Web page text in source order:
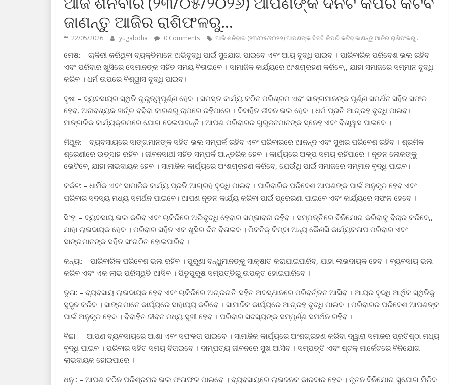
ଜାଣନ୍ତୁ ଆଜିର ରାଶିଫଳରୁ…
22/05/2026 yugabdha 0 Comments ଆଜି ଶନିବାର (୨୩/୦୫/୨୦୨୬) ଆପଣଙ୍କ ଦିନଟି କିପରି କଟିବ ଜାଣନ୍ତୁ ଆଜିର ରାଶିଫଳରୁ…
ମେଷ: – ଚାକିରୀ କରିଥିବା ବ୍ୟକ୍ତିମାନେ ଅଭିବୃଦ୍ଧି ପାଇଁ ସୁଯୋଗ ପାଇବେ ଏବଂ ଆୟ ବୃଦ୍ଧି ପାଇବ । ପାରିବାରିକ ପରିବେଶ ଭଲ ରହିବ
ଏବଂ ପରିବାର ଖୁସିରେ ସେମାନଙ୍କ ସହିତ ସମୟ ବିତାଇବେ । ସାମାଜିକ କାର୍ଯ୍ୟରେ ଅଂଶଗ୍ରହଣ କରିବେ,, ଯାହା ସମାଜରେ ସମ୍ମାନ ବୃଦ୍ଧି
କରିବ । ଧର୍ମ ଉପରେ ବିଶ୍ୱାସ ବୃଦ୍ଧି ପାଇବ।
ବୃଷ: – ବ୍ୟବସାୟର ସ୍ଥିତି ଗୁରୁତ୍ୱପୂର୍ଣ୍ଣ ହେବ । ସମସ୍ତ କାର୍ଯ୍ୟ କଠିନ ପରିଶ୍ରମ ଏବଂ ସାଙ୍ଗମାନଙ୍କ ପୂର୍ଣ୍ଣ ସମର୍ଥନ ସହିତ ସଫଳ
ହେବ, ଅନାବଶ୍ୟକ ଖର୍ଚ୍ଚ ବଢିବା କାରଣରୁ ଚାପରେ ରହିପାରେ । ବିବାହିତ ଜୀବନ ଭଲ ହେବ । ଧର୍ମ ପ୍ରତି ଆଗ୍ରହ ବୃଦ୍ଧି ପାଇବ।
ମାଙ୍ଗଳିକ କାର୍ଯ୍ୟକ୍ରମରେ ଯୋଗ ଦେଇପାରନ୍ତି। ଆପଣ ପରିବାରର ଗୁରୁଜନମାନଙ୍କ ସ୍ନେହ ଏବଂ ବିଶ୍ୱାସ ପାଇବେ ।
ମିଥୁନ: – ବ୍ୟବସାୟରେ ସାଙ୍ଗମାନଙ୍କ ସହିତ ଭଲ ସମ୍ପର୍କ ରହିବ ଏବଂ ପରିବାରରେ ଆନନ୍ଦ ଏବଂ ସୁଖର ପରିବେଶ ରହିବ । ଶ୍ରମିକ
ଶ୍ରେଣୀରେ ଉତ୍ସାହ ରହିବ । ଜୀବନସାଥୀ ସହିତ ସମ୍ପର୍କ ଆନ୍ତରିକ ହେବ । କାର୍ଯ୍ୟରେ ଅଳ୍ପ ସମୟ ରହିପାରେ । ନୂତନ ଲୋକଙ୍କୁ
ଭେଟିବେ, ଯାହା ଲାଭଦାୟକ ହେବ । ସାମାଜିକ କାର୍ଯ୍ୟରେ ଅଂଶଗ୍ରହଣ କରିବେ, ଯେଉଁଥି ପାଇଁ ସମାଜରେ ସମ୍ମାନ ବୃଦ୍ଧି ପାଇବ।
କର୍କଟ: – ଧାର୍ମିକ ଏବଂ ସାମାଜିକ କାର୍ଯ୍ୟ ପ୍ରତି ଆଗ୍ରହ ବୃଦ୍ଧି ପାଇବ । ପାରିବାରିକ ପରିବେଶ ଆପଣଙ୍କ ପାଇଁ ଅନୁକୂଳ ହେବ ଏବଂ
ପରିବାର ସଦସ୍ୟ ମଧ୍ୟ ସମର୍ଥନ ପାଇବେ। ଆପଣ ନୂତନ କାର୍ଯ୍ୟ କରିବା ପାଇଁ ପ୍ରେରଣା ପାଇବେ ଏବଂ କାର୍ଯ୍ୟରେ ସଫଳ ହେବେ ।
ସିଂହ: – ବ୍ୟବସାୟ ଭଲ କରିବ ଏବଂ ଚାକିରିରେ ଅଭିବୃଦ୍ଧି ହେବାର ସମ୍ଭାବନା ରହିବ । ସମ୍ପତ୍ତିରେ ବିନିଯୋଗ କରିବାକୁ ବିଚାର କରିବେ,,
ଯାହା ଲାଭଦାୟକ ହେବ । ପରିବାର ସହିତ ଏକ ଖୁସିର ଦିନ ବିତାଇବ । ପିକନିକ୍ କିମ୍ବା ଅନ୍ୟ କୈଣସି କାର୍ଯ୍ୟକଳାପ ପରିବାର ଏବଂ
ସାଙ୍ଗମାନଙ୍କ ସହିତ ସଂଗଠିତ ହୋଇପାରିବ ।
କନ୍ୟା: – ପାରିବାରିକ ପରିବେଶ ଭଲ ରହିବ । ପୁରୁଣା ବନ୍ଧୁମାନଙ୍କୁ ସାକ୍ଷାତ କରାଯାଇପାରିବ, ଯାହା ଲାଭଦାୟକ ହେବ । ବ୍ୟବସାୟ ଭଲ
କରିବ ଏବଂ ଏକ ଲାଭ ପରିସ୍ଥିତି ଆସିବ । ପିତୃପୁରୁଷ ସମ୍ପତ୍ତିରୁ ଉପକୃତ ହୋଇପାରିବେ ।
ତୂଳା: – ବ୍ୟବସାୟ ଲାଭଦାୟକ ହେବ ଏବଂ ଚାକିରିରେ ଅଗ୍ରଗତି ସହିତ ଅବସ୍ଥାନରେ ପରିବର୍ତ୍ତନ ଆସିବ । ଆୟର ବୃଦ୍ଧି ଆର୍ଥିକ ସ୍ଥିତିକୁ
ସୁଦୃଢ କରିବ । ସାଙ୍ଗମାନେ କାର୍ଯ୍ୟରେ ସାହାଯ୍ୟ କରିବେ । ସାମାଜିକ କାର୍ଯ୍ୟରେ ଆଗ୍ରହ ବୃଦ୍ଧି ପାଇବ । ପରିବାରର ପରିବେଶ ଆପଣଙ୍କ
ପାଇଁ ଅନୁକୂଳ ହେବ । ବିବାହିତ ଜୀବନ ମଧ୍ୟ ସୁଖୀ ହେବ । ପରିବାର ସଦସ୍ୟଙ୍କ ସମ୍ପୂର୍ଣ୍ଣ ସମର୍ଥନ ରହିବ ।
ବିଛା : – ଆପଣ ବ୍ୟବସାୟରେ ଆଶା ଏବଂ ସଫଳତା ପାଇବେ । ସାମାଜିକ କାର୍ଯ୍ୟରେ ଅଂଶଗ୍ରହଣ କରିବା ଦ୍ୱାରା ସମାଜର ପ୍ରତିଷ୍ଠା ମଧ୍ୟ
ବୃଦ୍ଧି ପାଇବ । ପରିବାର ସହିତ ସମୟ ବିତାଇବେ । ଦାମ୍ପତ୍ୟ ଜୀବନରେ ସୁଖ ଆସିବ । ସମ୍ପତ୍ତି ଏବଂ ଷ୍ଟକ୍ ମାର୍କେଟରେ ବିନିଯୋଗ
ଲାଭଦାୟକ ହୋଇପାରେ ।
ଧନୁ : – ଆପଣ କଠିନ ପରିଶ୍ରମର ଭଲ ଫଳାଫଳ ପାଇବେ । ବ୍ୟବସାୟରେ ଲାଭଜନକ କାରବାର ହେବ । ନୂତନ ବିନିଯୋଗ ସୁଯୋଗ ମିଳିବ